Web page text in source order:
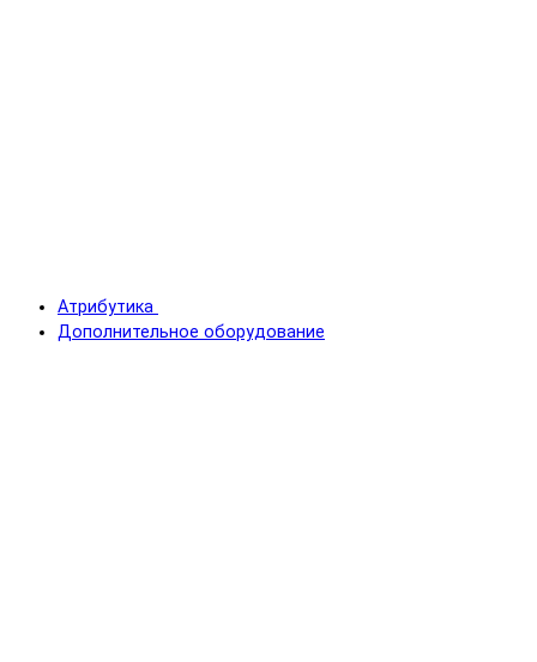
Атрибутика
Дополнительное оборудование